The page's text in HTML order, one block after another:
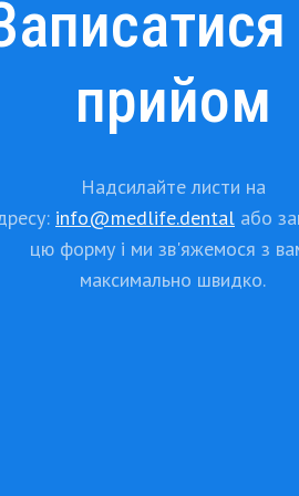
прийом
Надсилайте листи на
info@medlife.dental або
цю форму і ми зв'яжемося з
максимально швидко.